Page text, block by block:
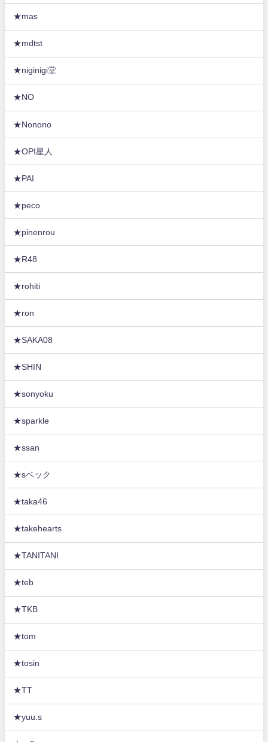
★mas
★mdtst
★niginigi堂
★NO
★Nonono
★OPI星人
★PAI
★peco
★pinenrou
★R48
★rohiti
★ron
★SAKA08
★SHIN
★sonyoku
★sparkle
★ssan
★sベック
★taka46
★takehearts
★TANITANI
★teb
★TKB
★tom
★tosin
★TT
★yuu.s